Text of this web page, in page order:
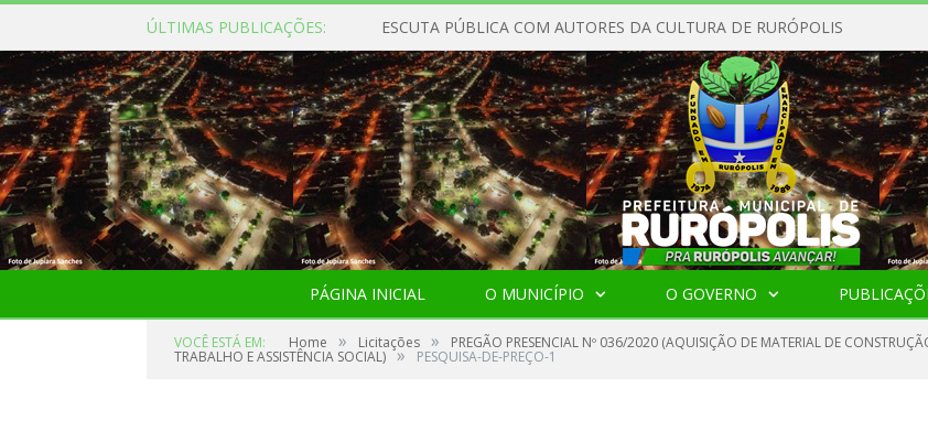
ÚLTIMAS PUBLICAÇÕES: ESCUTA PÚBLICA COM AUTORES DA CULTURA DE RURÓPOLIS
PÁGINA INICIAL O MUNICÍPIO O GOVERNO
VOCÊ ESTÁ EM: Home » Licitações » PREGÃO PRESENCIAL Nº 036/2020 (AQUISIÇÃO DE MATERIAL DE
TRABALHO E ASSISTÊNCIA SOCIAL) » PESQUISA-DE-PREÇO-1